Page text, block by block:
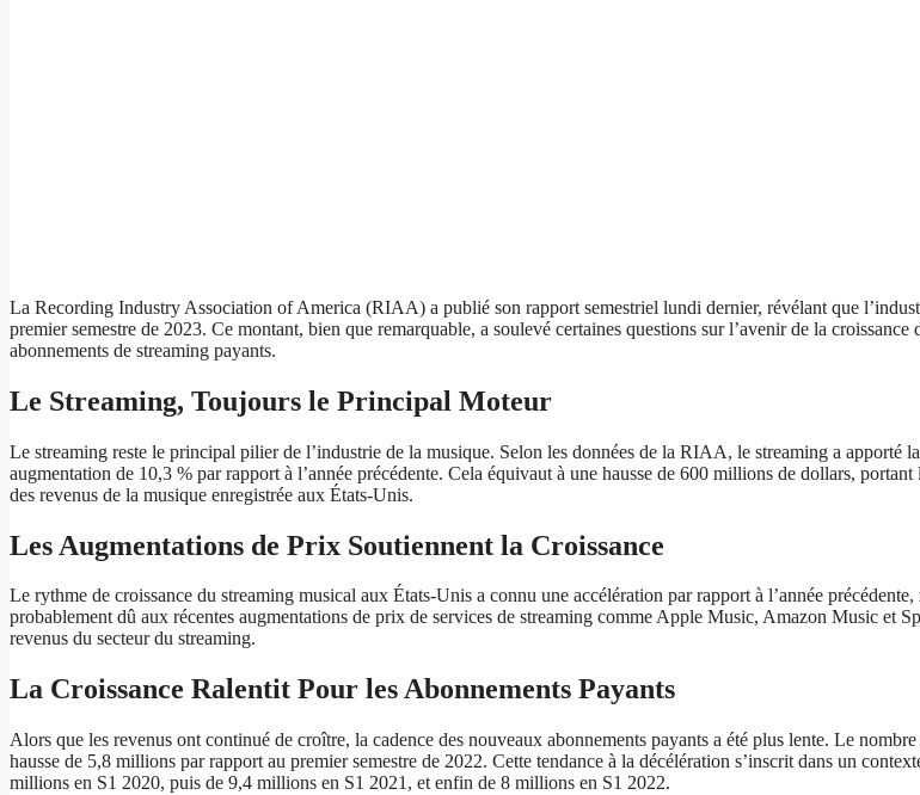
La Recording Industry Association of America (RIAA) a publié son rapport semestriel lundi dernier, révélant que
premier semestre de 2023. Ce montant, bien que remarquable, a soulevé certaines questions sur l’avenir de la
abonnements de streaming payants.
Le Streaming, Toujours le Principal Moteur
Le streaming reste le principal pilier de l’industrie de la musique. Selon les données de la RIAA, le streaming a apporté
augmentation de 10,3 % par rapport à l’année précédente. Cela équivaut à une hausse de 600 millions de dollars,
des revenus de la musique enregistrée aux États-Unis.
Les Augmentations de Prix Soutiennent la Croissance
Le rythme de croissance du streaming musical aux États-Unis a connu une accélération par rapport à l’année
probablement dû aux récentes augmentations de prix de services de streaming comme Apple Music, Amazon Music et
revenus du secteur du streaming.
La Croissance Ralentit Pour les Abonnements Payants
Alors que les revenus ont continué de croître, la cadence des nouveaux abonnements payants a été plus lente. Le
hausse de 5,8 millions par rapport au premier semestre de 2022. Cette tendance à la décélération s’inscrit dans un
millions en S1 2020, puis de 9,4 millions en S1 2021, et enfin de 8 millions en S1 2022.